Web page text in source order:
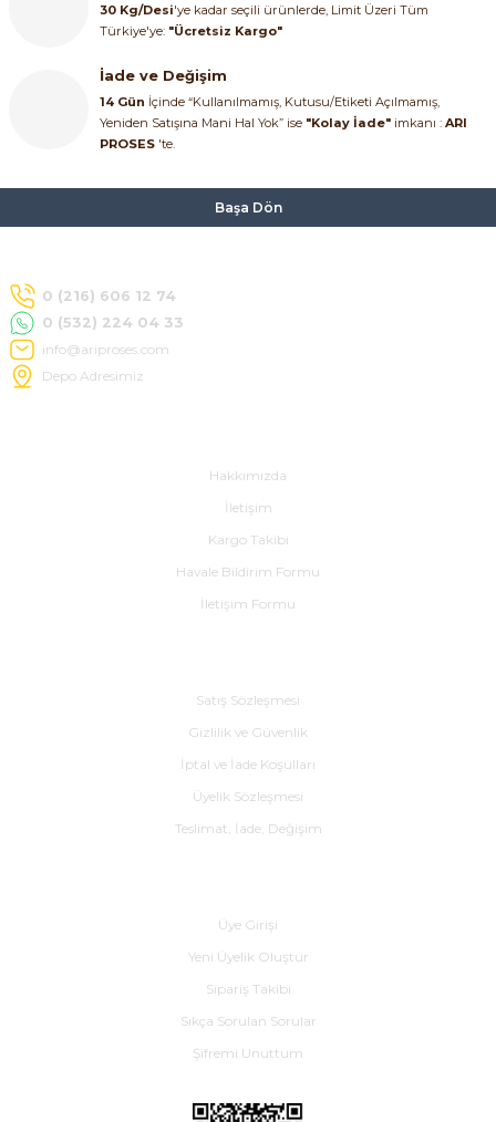
30 Kg/Desi'ye kadar seçili ürünlerde, Limit Üzeri Tüm
Türkiye'ye: "Ücretsiz Kargo"
İade ve Değişim
14 Gün İçinde “Kullanılmamış, Kutusu/Etiketi Açılmamış,
Yeniden Satışına Mani Hal Yok” ise "Kolay İade" imkanı : ARI
PROSES 'te.
Başa Dön
0 (216) 606 12 74
0 (532) 224 04 33
info@ariproses.com
Depo Adresimiz
Hakkımızda
İletişim
Kargo Takibi
Havale Bildirim Formu
İletişim Formu
Satış Sözleşmesi
Gizlilik ve Güvenlik
İptal ve İade Koşulları
Üyelik Sözleşmesi
Teslimat, İade, Değişim
Üye Girişi
Yeni Üyelik Oluştur
Sipariş Takibi
Sıkça Sorulan Sorular
Şifremi Unuttum